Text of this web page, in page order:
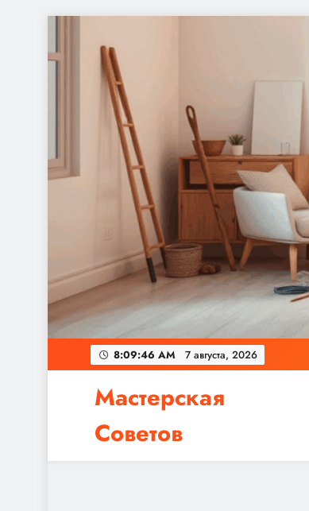
содержимому
8:09:46 AM 7 августа, 2026
Мастерская
Советов
Независимо от того, планируете ли